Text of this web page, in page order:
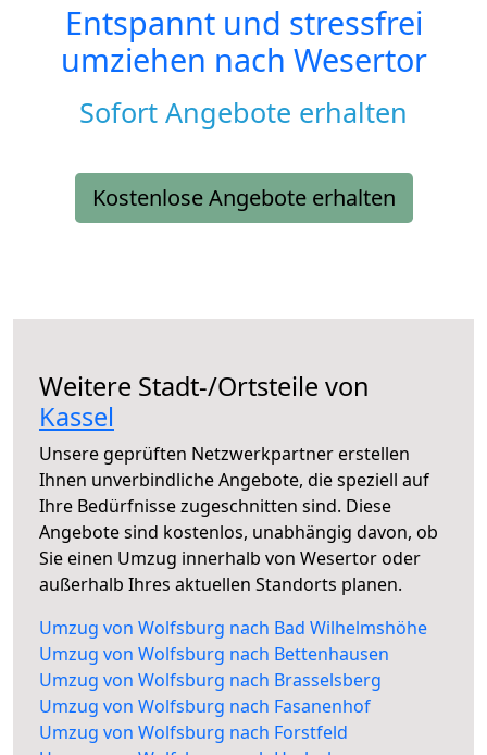
Entspannt und stressfrei
umziehen nach Wesertor
Sofort Angebote erhalten
Kostenlose Angebote erhalten
Weitere Stadt-/Ortsteile von
Kassel
Unsere geprüften Netzwerkpartner erstellen
Ihnen unverbindliche Angebote, die speziell auf
Ihre Bedürfnisse zugeschnitten sind. Diese
Angebote sind kostenlos, unabhängig davon, ob
Sie einen Umzug innerhalb von Wesertor oder
außerhalb Ihres aktuellen Standorts planen.
Umzug von Wolfsburg nach Bad Wilhelmshöhe
Umzug von Wolfsburg nach Bettenhausen
Umzug von Wolfsburg nach Brasselsberg
Umzug von Wolfsburg nach Fasanenhof
Umzug von Wolfsburg nach Forstfeld